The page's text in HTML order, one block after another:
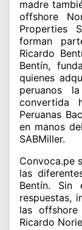
madre
offshore
Properties
forman
Ricardo
Bentín,
quienes
peruanos
convertida
Peruanas
en manos
SABMiller.
Convoca.pe
las
Bentín. Sin
respuestas,
las
Ricardo